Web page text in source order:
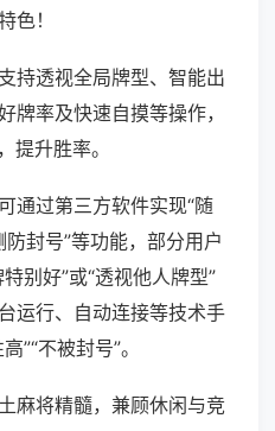
色！
持透视全局牌型、智能出
牌率及快速自摸等操作，
提升胜率。
通过第三方软件实现“随
防封号”等功能，部分用户
别好”或“透视他人牌型”
运行、自动连接等技术手
”“不被封号”。
麻将精髓，兼顾休闲与竞